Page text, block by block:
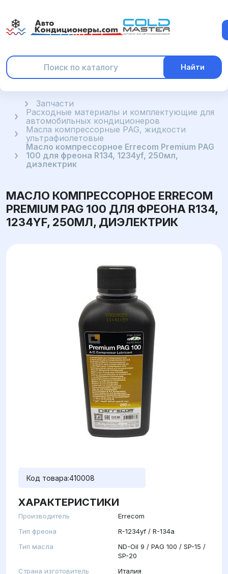
Найти
ГлавнаяЗапчасти
Расходные материалы и комплектующие для
автомобильных кондиционеров
Масла компрессорные PAG, жидкости
ультрафиолетовые
Масло компрессорное Errecom Premium PAG
100 для фреона R134, 1234yf, 250мл,
диэлектрик
МАСЛО КОМПРЕССОРНОЕ ERRECOM
PREMIUM PAG 100 ДЛЯ ФРЕОНА R134,
1234YF, 250МЛ, ДИЭЛЕКТРИК
Код товара:410008
ХАРАКТЕРИСТИКИ
Производитель
Errecom
Тип фреона
R-1234yf / R-134a
Тип масла
ND-Oil 9 / PAG 100 / SP-15 /
SP-20
Страна изготовитель
Италия